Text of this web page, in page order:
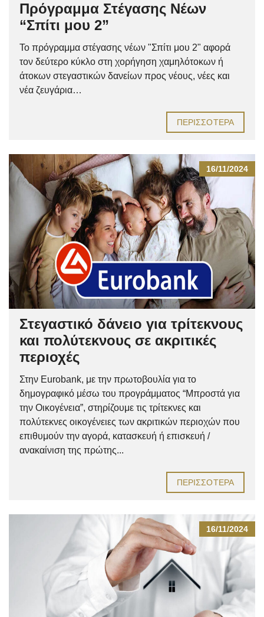
Πρόγραμμα Στέγασης Νέων
“Σπίτι μου 2”
Το πρόγραμμα στέγασης νέων "Σπίτι μου 2" αφορά
τον δεύτερο κύκλο στη χορήγηση χαμηλότοκων ή
άτοκων στεγαστικών δανείων προς νέους, νέες και
νέα ζευγάρια…
ΠΕΡΙΣΣΌΤΕΡΑ
16/11/2024
Στεγαστικό δάνειο για τρίτεκνους
και πολύτεκνους σε ακριτικές
περιοχές
Στην Eurobank, με την πρωτοβουλία για το
δημογραφικό μέσω του προγράμματος “Μπροστά για
την Οικογένεια”, στηρίζουμε τις τρίτεκνες και
πολύτεκνες οικογένειες των ακριτικών περιοχών που
επιθυμούν την αγορά, κατασκευή ή επισκευή /
ανακαίνιση της πρώτης...
ΠΕΡΙΣΣΌΤΕΡΑ
16/11/2024